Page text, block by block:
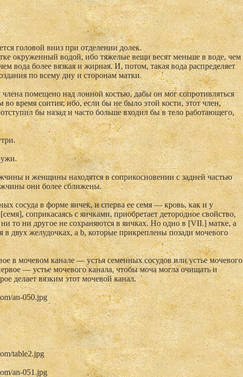
головой вниз при отделении долек.
окруженный водой, ибо тяжелые вещи весят меньше в воде, чем
вода более вязкая и жирная. И, потом, такая вода распределяет
по всему дну и сторонам матки.
помещено над лонной костью, дабы он мог сопротивляться
время соития; ибо, если бы не было этой кости, этот член,
бы назад и часто больше входил бы в тело работающего,
и женщины находятся в соприкосновении с задней частью
они более сближены.
сосуда в форме яичек, и сперва ее семя — кровь, как и у
соприкасаясь с яичками, приобретает детородное свойство,
то ни другое не сохраняются в яичках. Но одно в [VII.] матке, а
в двух желудочках, а b, которые прикреплены позади мочевого
в мочевом канале — устья семенных сосудов или устье мочевого
— устье мочевого канала, чтобы моча могла очищать и
делает вязким этот мочевой канал.
an-050.jpg
table2.jpg
an-051.jpg